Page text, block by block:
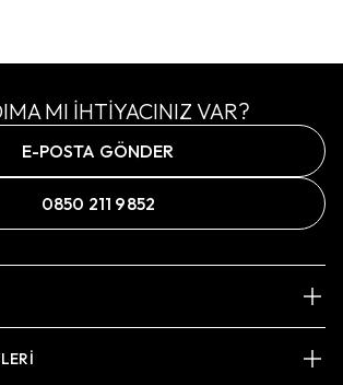
MI İHTİYACINIZ VAR?
E-POSTA GÖNDER
0850 211 9852